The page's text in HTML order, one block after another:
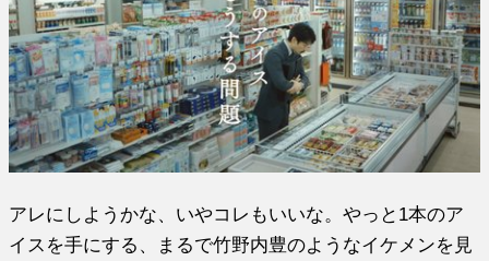
アレにしようかな、いやコレもいいな。やっと1本のア
イスを手にする、まるで竹野内豊のようなイケメンを見